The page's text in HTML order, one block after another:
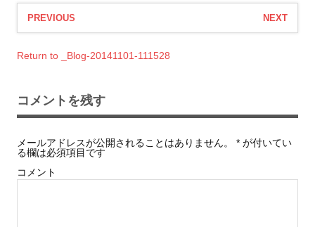
PREVIOUS NEXT
Return to _Blog-20141101-111528
コメントを残す
メールアドレスが公開されることはありません。 * が付いてい
る欄は必須項目です
コメント